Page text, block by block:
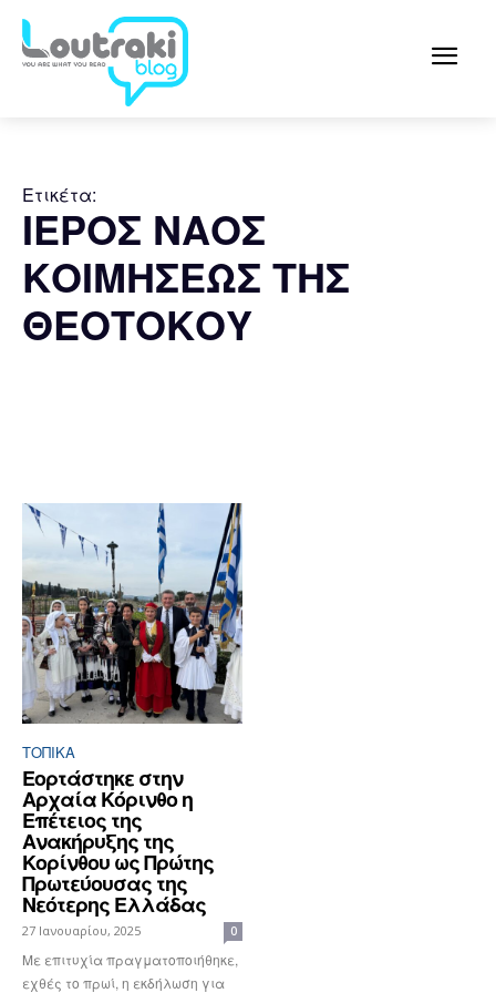
Ετικέτα:
ΙΕΡΟΣ ΝΑΟΣ
ΚΟΙΜΗΣΕΩΣ ΤΗΣ
ΘΕΟΤΟΚΟΥ
ΤΟΠΙΚΑ
Εορτάστηκε στην
Αρχαία Κόρινθο η
Επέτειος της
Ανακήρυξης της
Κορίνθου ως Πρώτης
Πρωτεύουσας της
Νεότερης Ελλάδας
27 Ιανουαρίου, 2025 0
Με επιτυχία πραγματοποιήθηκε,
εχθές το πρωί, η εκδήλωση για